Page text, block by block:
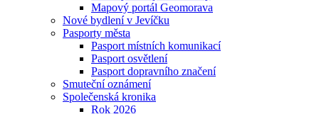
Mapový portál Geomorava
Nové bydlení v Jevíčku
Pasporty města
Pasport místních komunikací
Pasport osvětlení
Pasport dopravního značení
Smuteční oznámení
Společenská kronika
Rok 2026